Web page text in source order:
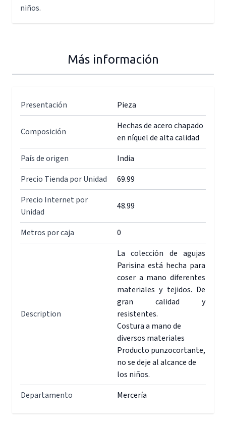
niños.
Más información
Presentación Pieza
Composición
Hechas de acero chapado
en níquel de alta calidad
País de origen
India
Precio Tienda por Unidad
69.99
Precio Internet por
Unidad
48.99
Metros por caja 0
Description
La colección de agujas
Parisina está hecha para
coser a mano diferentes
materiales y tejidos. De
gran calidad y
resistentes.
Costura a mano de
diversos materiales
Producto punzocortante,
no se deje al alcance de
los niños.
Departamento
Mercería